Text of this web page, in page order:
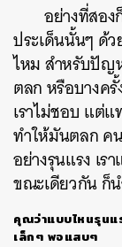
อย่างที่สอ
ประเด็นนั้นๆ ด้
ไหม สำหรับปัญ
ตลก หรือบางครั้
เราไม่ชอบ แต่
ทำให้มันตลก ค
อย่างรุนแรง เร
ขณะเดียวกัน ก็
คุณว่าแบบไหนรุนแ
เล็กๆ พอแสบๆ